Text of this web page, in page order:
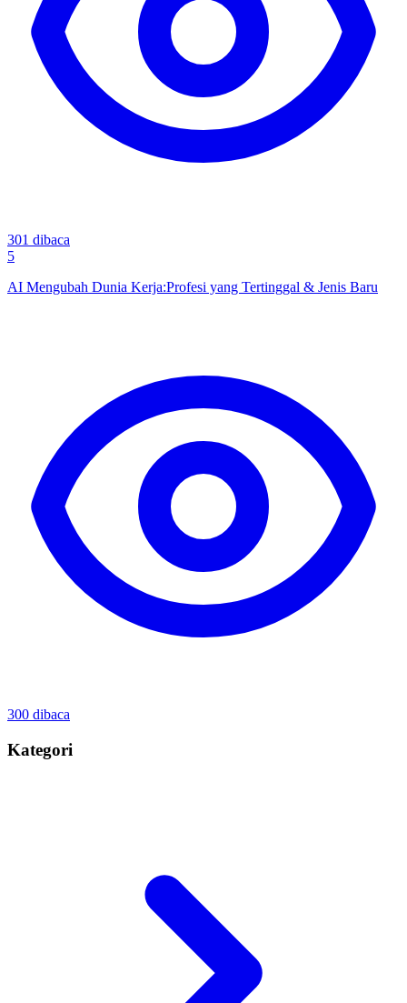
301 dibaca
5
AI Mengubah Dunia Kerja:Profesi yang Tertinggal & Jenis Baru
300 dibaca
Kategori